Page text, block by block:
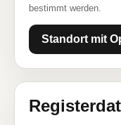
bestimmt werden.
Standort mit